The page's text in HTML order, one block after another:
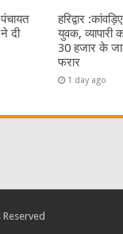
दी
हरिद्वार
युवक, व्यापारी
30 हजार के
फरार
1 day ago